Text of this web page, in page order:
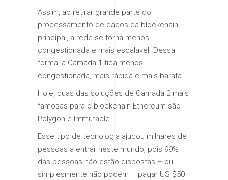
Assim, ao retirar grande parte do
processamento de dados da blockchain
principal, a rede se torna menos
congestionada e mais escalável. Dessa
forma, a Camada 1 fica menos
congestionada, mais rápida e mais barata.
Hoje, duas das soluções de Camada 2 mais
famosas para o blockchain Ethereum são
Polygon e Immutable.
Esse tipo de tecnologia ajudou milhares de
pessoas a entrar neste mundo, pois 99%
das pessoas não estão dispostas – ou
simplesmente não podem – pagar US $50